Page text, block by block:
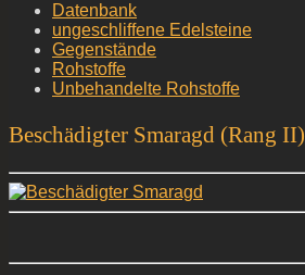
Datenbank
ungeschliffene Edelsteine
Gegenstände
Rohstoffe
Unbehandelte Rohstoffe
Beschädigter Smaragd (Rang II)